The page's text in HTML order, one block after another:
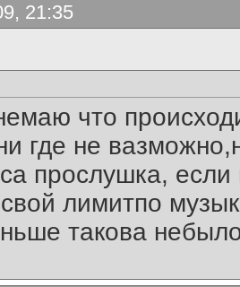
21:35
что
где не
прослушка,
лимитпо
такова